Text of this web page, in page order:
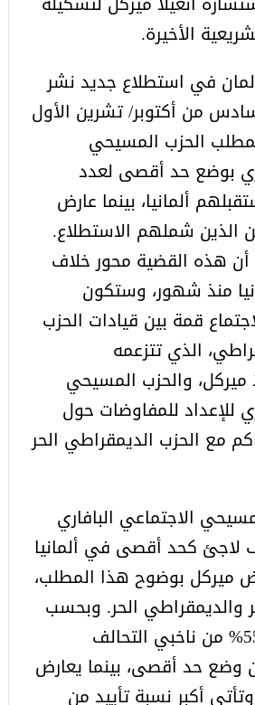
الأخيرة.
الألمان في استطلاع جديد نشر
من أكتوبر/ تشرين الأول
لمطلب الحزب المسيحي
بوضع حد أقصى لعدد
ألمانيا، بينما عارض
من الذين شملهم الاستطلاع.
أن هذه القضية محور خلاف
منذ شهور، وستكون
قمة بين قيادات الحزب
الذي تتزعمه
ميركل، والحزب المسيحي
للإعداد للمفاوضات حول
مع الحزب الديمقراطي الحر
الاجتماعي البافاري
200 ألف لاجئ كحد أقصى في ألمانيا
ميركل بوضوح هذا المطلب،
والديمقراطي الحر. وبحسب
الاستطلاع، فإن 55% من ناخبي التحالف
وضع حد أقصى، بينما يعارض
وتأتي أكبر نسبة تأييد من